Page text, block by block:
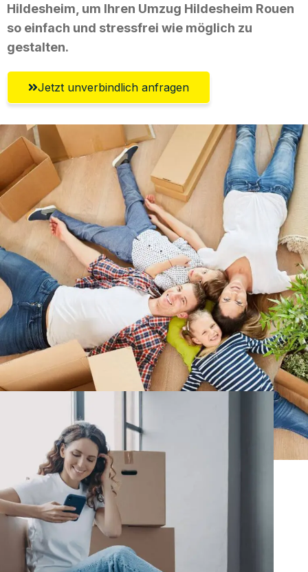
Hildesheim, um Ihren Umzug Hildesheim Rouen
so einfach und stressfrei wie möglich zu
gestalten.
Jetzt unverbindlich anfragen